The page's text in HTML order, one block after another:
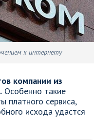
к интернету
компании из
Особенно такие
платного сервиса,
исхода удастся